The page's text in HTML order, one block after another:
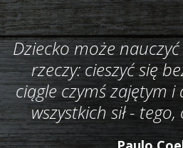
Dziecko może
rzeczy: cieszyć się
ciągle czymś zajętym
wszystkich sił -